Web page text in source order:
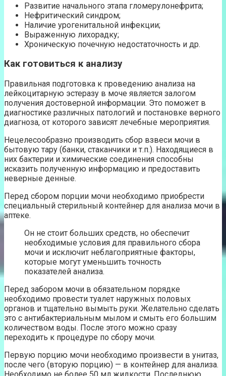
Развитие начального этапа гломерулонефрита;
Нефритический синдром;
Наличие урогенитальной инфекции;
Выраженную лихорадку;
Хроническую почечную недостаточность и др.
Как готовиться к анализу
Правильная подготовка к проведению анализа на
лейкоцитарную эстеразу в моче является залогом
получения достоверной информации. Это поможет в
диагностике различных патологий и постановке верного
диагноза, от которого зависят лечебные мероприятия.
Нецелесообразно производить сбор взвеси мочи в
бытовую тару (банки, стаканчики и т.п.). Находящиеся в
них бактерии и химические соединения способны
исказить полученную информацию и предоставить
неверные денные.
Перед сбором порции мочи необходимо приобрести
специальный стерильный контейнер для анализа мочи в
аптеке.
Он не стоит больших средств, но обеспечит
необходимые условия для правильного сбора
мочи и исключит неблагоприятные факторы,
которые могут уменьшить точность
показателей анализа.
Перед забором мочи в обязательном порядке
необходимо провести туалет наружных половых
органов и тщательно вымыть руки. Желательно сделать
это с антибактериальным мылом и смыть его большим
количеством воды. После этого можно сразу
переходить к процедуре по сбору мочи.
Первую порцию мочи необходимо произвести в унитаз,
после чего (вторую порцию) — в контейнер для анализа.